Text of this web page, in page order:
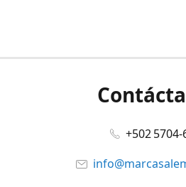
+502 5704-